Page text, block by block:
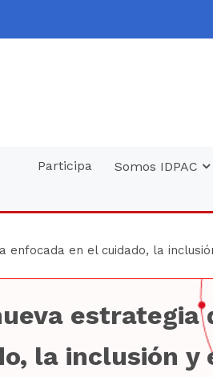
Participa Somos IDPAC
en el cuidado, la
estrategia
la inclusión